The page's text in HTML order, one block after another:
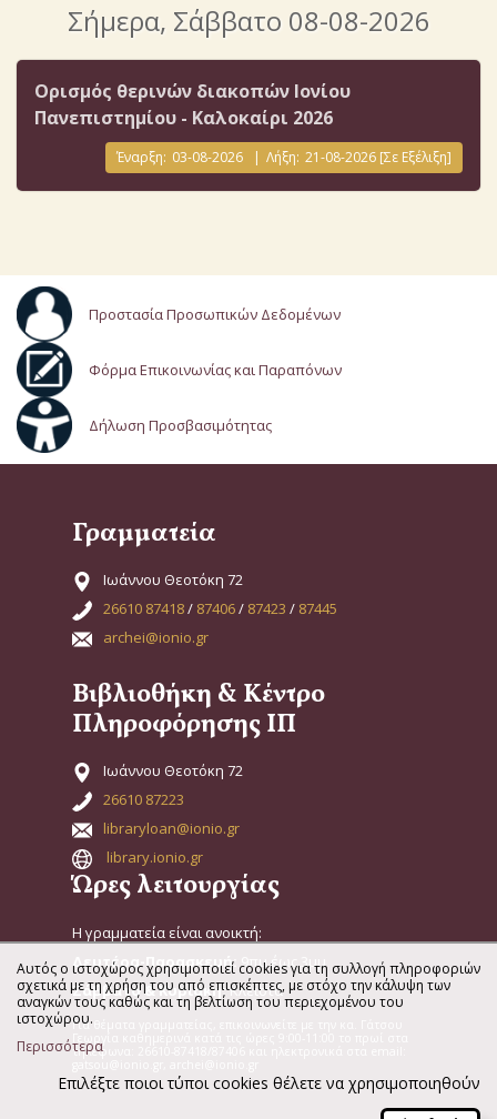
Σήμερα, Σάββατο 08-08-2026
Ορισμός θερινών διακοπών Ιονίου
Πανεπιστημίου - Καλοκαίρι 2026
Έναρξη: 03-08-2026 | Λήξη: 21-08-2026 [Σε Εξέλιξη]
Προστασία Προσωπικών Δεδομένων
Φόρμα Επικοινωνίας και Παραπόνων
Δήλωση Προσβασιμότητας
Γραμματεία
Ιωάννου Θεοτόκη 72
26610 87418/ 87406/ 87423 / 87445
archei@ionio.gr
Βιβλιοθήκη & Κέντρο
Πληροφόρησης ΙΠ
Ιωάννου Θεοτόκη 72
26610 87223
libraryloan@ionio.gr
library.ionio.gr
Ώρες λειτουργίας
Η γραμματεία είναι ανοικτή:
Δευτέρα-Παρασκευή: 9πμ έως 3μμ
Σάββατο & Κυριακή:Κλειστά
Για θέματα γραμματείας, επικοινωνείτε με την κα. Γάτσου
τηλέφωνα: 26610-87418/87406 και ηλεκτρονικά στα email:
Αυτός ο ιστοχώρος χρησιμοποιεί cookies για τη συλλογή πληροφοριών
σχετικά με τη χρήση του από επισκέπτες, με στόχο την κάλυψη των
αναγκών τους καθώς και τη βελτίωση του περιεχομένου του
ιστοχώρου.
Περισσότερα
Επιλέξτε ποιοι τύποι cookies θέλετε να χρησιμοποιηθούν